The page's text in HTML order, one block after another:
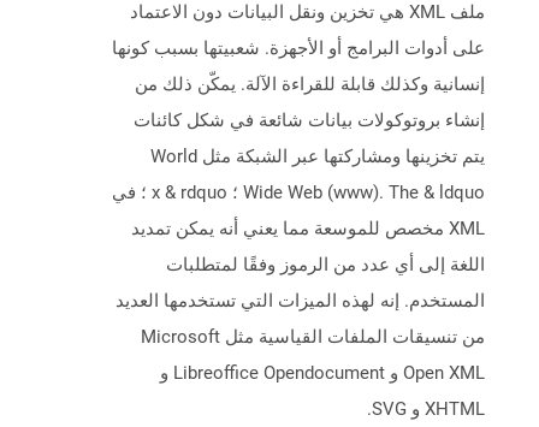
ملف XML هي تخزين ونقل البيانات دون الاعتماد
على أدوات البرامج أو الأجهزة. شعبيتها بسبب كونها
إنسانية وكذلك قابلة للقراءة الآلة. يمكّن ذلك من
إنشاء بروتوكولات بيانات شائعة في شكل كائنات
يتم تخزينها ومشاركتها عبر الشبكة مثل World
Wide Web (www). The & ldquo ؛ x & rdquo ؛ في
XML مخصص للموسعة مما يعني أنه يمكن تمديد
اللغة إلى أي عدد من الرموز وفقًا لمتطلبات
المستخدم. إنه لهذه الميزات التي تستخدمها العديد
من تنسيقات الملفات القياسية مثل Microsoft
Open XML و Libreoffice Opendocument و
XHTML و SVG.